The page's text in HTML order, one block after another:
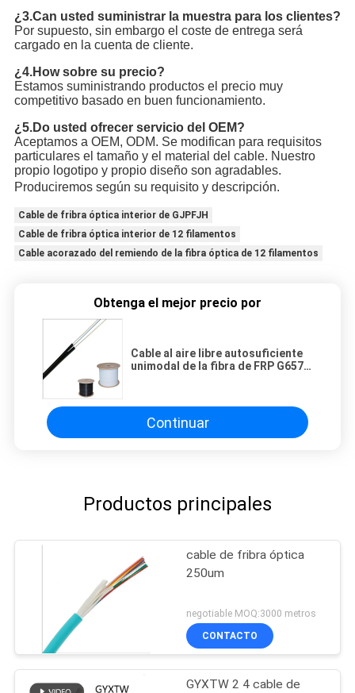
¿3.Can usted suministrar la muestra para los clientes?
Por supuesto, sin embargo el coste de entrega será
cargado en la cuenta de cliente.
¿4.How sobre su precio?
Estamos suministrando productos el precio muy
competitivo basado en buen funcionamiento.
¿5.Do usted ofrecer servicio del OEM?
Aceptamos a OEM, ODM. Se modifican para requisitos
particulares el tamaño y el material del cable. Nuestro
propio logotipo y propio diseño son agradables.
Produciremos según su requisito y descripción.
Cable de fribra óptica interior de GJPFJH
Cable de fribra óptica interior de 12 filamentos
Cable acorazado del remiendo de la fibra óptica de 12 filamentos
Obtenga el mejor precio por
Cable al aire libre autosuficiente
unimodal de la fibra de FRP G657
Continuar
Productos principales
cable de fribra óptica
250um
negotiable MOQ:3000 metros
CONTACTO
GYXTW 2 4 cable de